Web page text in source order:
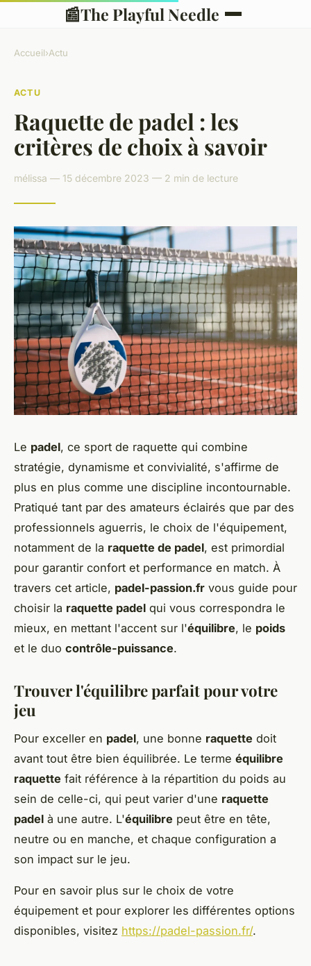
📰The Playful Needle
Accueil›Actu
ACTU
Raquette de padel : les
critères de choix à savoir
mélissa — 15 décembre 2023 — 2 min de lecture
Le padel, ce sport de raquette qui combine
stratégie, dynamisme et convivialité, s'affirme de
plus en plus comme une discipline incontournable.
Pratiqué tant par des amateurs éclairés que par des
professionnels aguerris, le choix de l'équipement,
notamment de la raquette de padel, est primordial
pour garantir confort et performance en match. À
travers cet article, padel-passion.fr vous guide pour
choisir la raquette padel qui vous correspondra le
mieux, en mettant l'accent sur l'équilibre, le poids
et le duo contrôle-puissance.
Trouver l'équilibre parfait pour votre
jeu
Pour exceller en padel, une bonne raquette doit
avant tout être bien équilibrée. Le terme équilibre
raquette fait référence à la répartition du poids au
sein de celle-ci, qui peut varier d'une raquette
padel à une autre. L'équilibre peut être en tête,
neutre ou en manche, et chaque configuration a
son impact sur le jeu.
Pour en savoir plus sur le choix de votre
équipement et pour explorer les différentes options
disponibles, visitez https://padel-passion.fr/.